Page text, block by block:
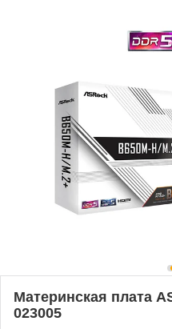
Материнская плата
023005